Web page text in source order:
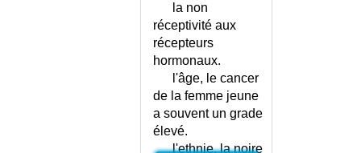
CERTIFICAT DE GROSSESSE
CERTIFICAT DE SANTE DE
CERTIFICAT DE VIRGINITE
CERTIFICAT DESTINE A UN
CERTIFICAT POUR COUPS ET
la non
réceptivité aux
récepteurs
hormonaux.
l'âge, le cancer
de la femme jeune
a souvent un grade
élevé.
l'ethnie, la noire